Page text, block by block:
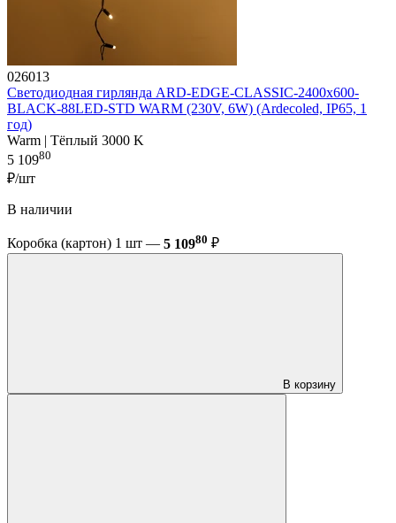
026013
Светодиодная гирлянда ARD-EDGE-CLASSIC-2400x600-
BLACK-88LED-STD WARM (230V, 6W) (Ardecoled, IP65, 1
год)
Warm | Тёплый 3000 K
5 10980
₽/шт
В наличии
Коробка (картон) 1 шт — 5 10980 ₽
В корзину